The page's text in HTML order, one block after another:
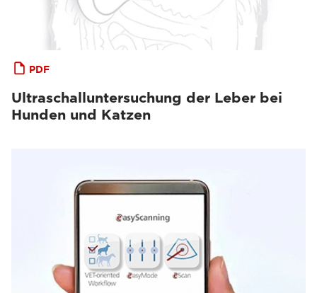
PDF
Ultraschalluntersuchung der Leber bei
Hunden und Katzen